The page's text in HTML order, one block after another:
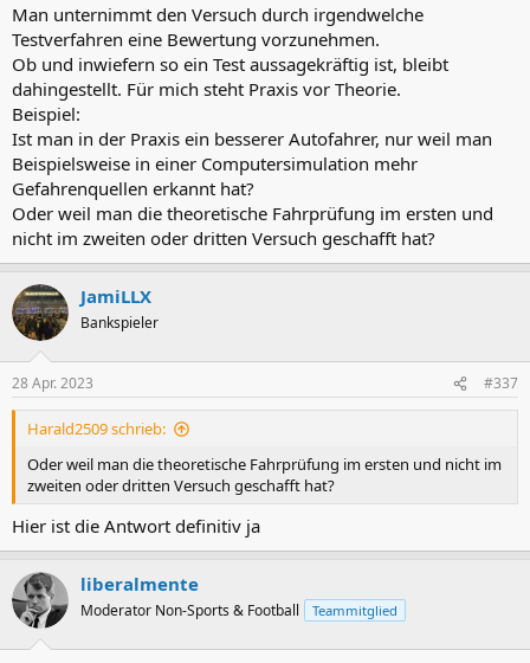
:
Man unternimmt den Versuch durch irgendwelche
Testverfahren eine Bewertung vorzunehmen.
Ob und inwiefern so ein Test aussagekräftig ist, bleibt
dahingestellt. Für mich steht Praxis vor Theorie.
Beispiel:
Ist man in der Praxis ein besserer Autofahrer, nur weil man
Beispielsweise in einer Computersimulation mehr
Gefahrenquellen erkannt hat?
Oder weil man die theoretische Fahrprüfung im ersten und
nicht im zweiten oder dritten Versuch geschafft hat?
JamiLLX
Bankspieler
28 Apr. 2023 #337
Harald2509 schrieb:
Oder weil man die theoretische Fahrprüfung im ersten und nicht im
zweiten oder dritten Versuch geschafft hat?
Hier ist die Antwort definitiv ja
liberalmente
Moderator Non-Sports & Football Teammitglied